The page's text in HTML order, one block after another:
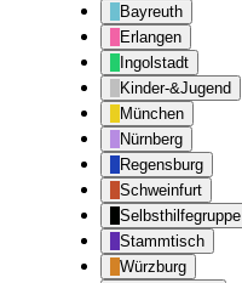
Bayreuth
Erlangen
Ingolstadt
Kinder-&Jugend
München
Nürnberg
Regensburg
Schweinfurt
Selbsthilfegruppe
Stammtisch
Würzburg